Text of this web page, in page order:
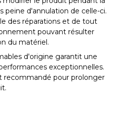
peine d'annulation de celle-ci.
des réparations et de tout
pouvant résulter
du matériel.
d'origine garantit une
exceptionnelles.
recommandé pour prolonger